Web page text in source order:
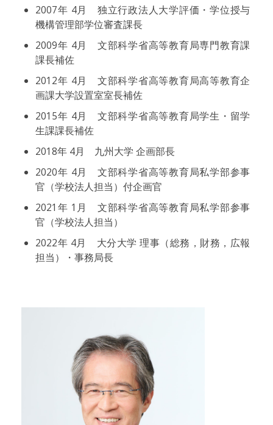
2007年 4月 独立行政法人大学評価・学位授与
機構管理部学位審査課長
2009年 4月 文部科学省高等教育局専門教育課
課長補佐
2012年 4月 文部科学省高等教育局高等教育企
画課大学設置室室長補佐
2015年 4月 文部科学省高等教育局学生・留学
生課課長補佐
2018年 4月 九州大学 企画部長
2020年 4月 文部科学省高等教育局私学部参事
官（学校法人担当）付企画官
2021年 1月 文部科学省高等教育局私学部参事
官（学校法人担当）
2022年 4月 大分大学 理事（総務，財務，広報
担当）・事務局長